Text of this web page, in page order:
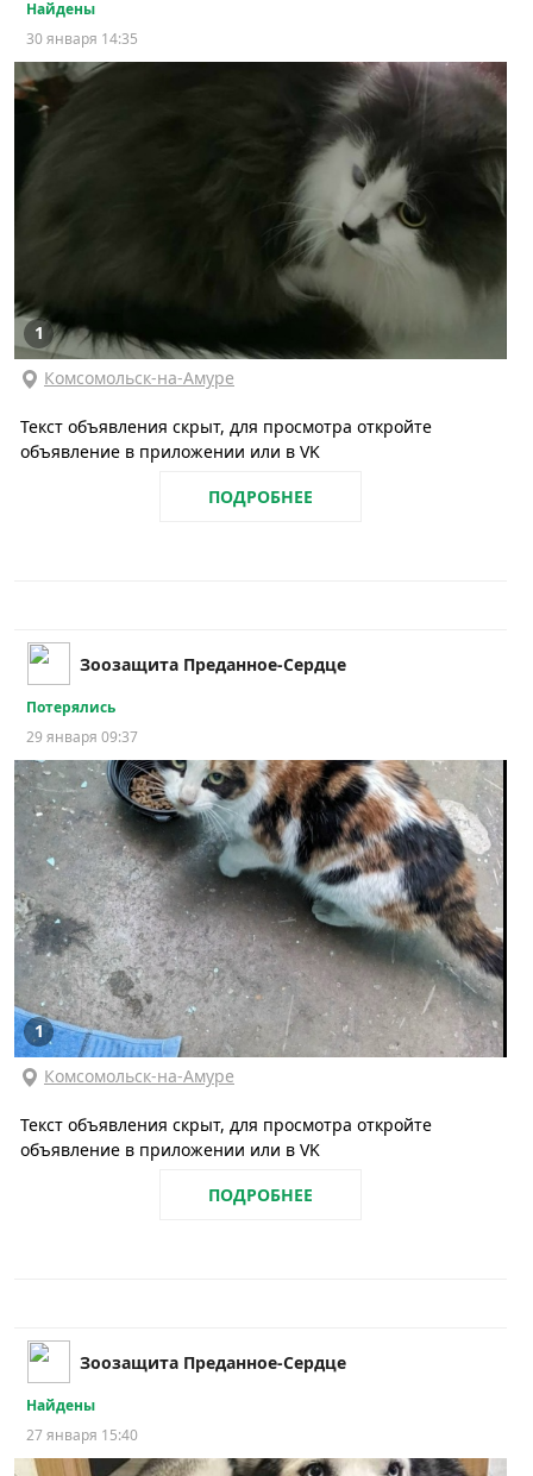
Найдены
30 января 14:35
1
Комсомольск-на-Амуре
Текст объявления скрыт, для просмотра откройте
объявление в приложении или в VK
ПОДРОБНЕЕ
Зоозащита Преданное-Сердце
Потерялись
29 января 09:37
1
Комсомольск-на-Амуре
Текст объявления скрыт, для просмотра откройте
объявление в приложении или в VK
ПОДРОБНЕЕ
Зоозащита Преданное-Сердце
Найдены
27 января 15:40